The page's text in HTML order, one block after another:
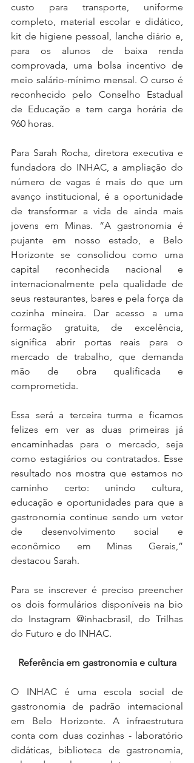
custo para transporte, uniforme
completo, material escolar e didático,
kit de higiene pessoal, lanche diário e,
para os alunos de baixa renda
comprovada, uma bolsa incentivo de
meio salário-mínimo mensal. O curso é
reconhecido pelo Conselho Estadual
de Educação e tem carga horária de
960 horas.
Para Sarah Rocha, diretora executiva e
fundadora do INHAC, a ampliação do
número de vagas é mais do que um
avanço institucional, é a oportunidade
de transformar a vida de ainda mais
jovens em Minas. “A gastronomia é
pujante em nosso estado, e Belo
Horizonte se consolidou como uma
capital reconhecida nacional e
internacionalmente pela qualidade de
seus restaurantes, bares e pela força da
cozinha mineira. Dar acesso a uma
formação gratuita, de excelência,
significa abrir portas reais para o
mercado de trabalho, que demanda
mão de obra qualificada e
comprometida.
Essa será a terceira turma e ficamos
felizes em ver as duas primeiras já
encaminhadas para o mercado, seja
como estagiários ou contratados. Esse
resultado nos mostra que estamos no
caminho certo: unindo cultura,
educação e oportunidades para que a
gastronomia continue sendo um vetor
de desenvolvimento social e
econômico em Minas Gerais,”
destacou Sarah.
Para se inscrever é preciso preencher
os dois formulários disponíveis na bio
do Instagram @inhacbrasil, do Trilhas
do Futuro e do INHAC.
Referência em gastronomia e cultura
O INHAC é uma escola social de
gastronomia de padrão internacional
em Belo Horizonte. A infraestrutura
conta com duas cozinhas - laboratório
didáticas, biblioteca de gastronomia,